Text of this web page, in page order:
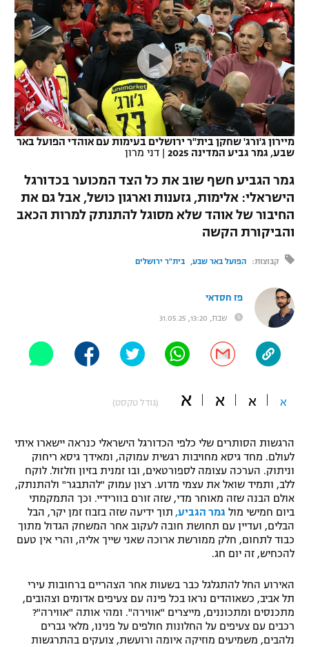
VOD
רץ ברשת
תוצאות
לוח שידורים
ברחבה
"מחצית בשכונה" – פודקאסט
תקנון עבור פעילות אלקטרה
תקנון עבור פעילות ספורט 1 – "מרלן"
גיימינג E-Sports
תנאי שימוש
תקנון פעילות ספורט 1
רשיון להקרנה פומבית לבית עסק
נבחרת ישראל
מכבי חיפה
בית"ר ירושלים
מכבי תל אביב
הפועל תל אביב
הפועל חיפה
הפועל באר שבע
ליגה ספרדית
ליגה איטלקית
ליגה צרפתית
ליגה הולנדית
ליגה סינית
ליגה ברזילאית
ליגות נוספות
כדורסל נשים
מכבי תל אביב
הפועל חולון
הפועל ירושלים
דני אבדיה
יורוליג
יורוקאפ
טניס
כדוריד
כדורעף
שחייה
אגרוף
ספורט אולימפי
היאבקות WWE
כדורמים
פוטבול אמריקאי NFL
בייסבול MLB
ספורט אתגרי ואקסטרים
אומנויות לחימה
מיירון ג'ורג' שחקן בית"ר ירושלים בעימות עם אוהדי הפועל באר
שבע, גמר גביע המדינה 2025
| דני מרון
גמר הגביע חשף שוב את כל הצד המכוער בכדורגל
הישראלי: אלימות, גזענות וארגון כושל, אבל גם את
החיבור של אוהד שלא מסוגל להתנתק למרות הכאב
והביקורת הקשה
קבוצות: הפועל באר שבע בית"ר ירושלים
פז חסדאי
שבת, 13:20, 31.05.25
א א א א (גודל טקסט)
הרגשות הסותרים שלי כלפי הכדורגל הישראלי כנראה יישארו איתי
לעולם. מחד גיסא מחויבות רגשית עמוקה, ומאידך גיסא ריחוק
וניתוק. הערכה עצומה לספורטאים, ובו זמנית בזיון וזלזול. לוקח
ללב, ותמיד שואל את עצמי מדוע. רצון עמוק "להתבגר" ולהתנתק,
אולם הבנה שזה מאוחר מדי, שזה זורם בוורידיי. וכך התמקמתי
ביום חמישי מול גמר הגביע, תוך ידיעה שזה בזבוז זמן יקר, הבל
הבלים, ועדיין עם תחושת חובה לעקוב אחר המשחק הגדול מתוך
כבוד לתחום, חלק ממורשת ארוכה שאני שייך אליה, והרי אין טעם
להכחיש, זה יום חג.
האירוע החל להתגלגל כבר בשעות אחר הצהריים ברחובות עירי
תל אביב, כשאוהדים נראו בכל פינה עם צעיפים אדומים וצהובים,
מתכנסים ומתכוננים, מייצרים "אווירה". ומהי אותה "אווירה"?
רכבים עם צעיפים על החלונות חולפים על פנינו, מלאי גברים
נלהבים, משמיעים מוזיקה איומה ורועשת, צועקים בהתרגשות